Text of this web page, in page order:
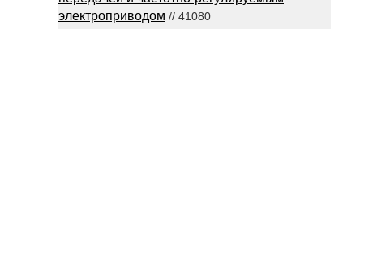
электроприводом // 41080